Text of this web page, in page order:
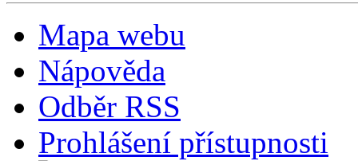
Mapa webu
Nápověda
Odběr RSS
Prohlášení přístupnosti